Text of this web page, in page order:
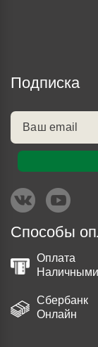
Подписка
Способы
Оплата
Наличными
Сбербанк
Онлайн